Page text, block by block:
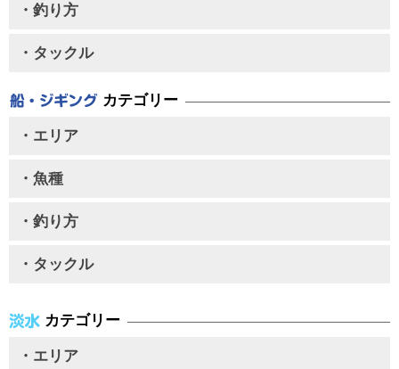
・釣り方
・タックル
カテゴリー
・エリア
・魚種
・釣り方
・タックル
カテゴリー
・エリア